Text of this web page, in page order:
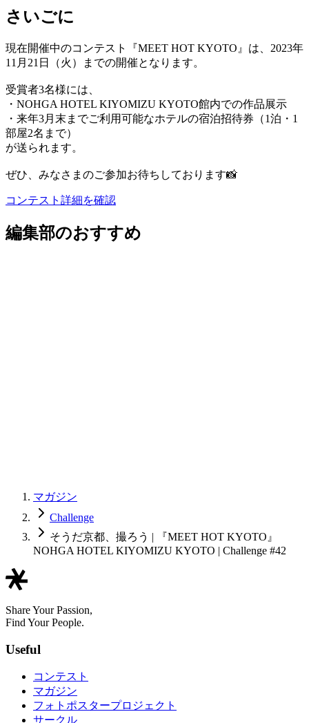
さいごに
現在開催中のコンテスト『MEET HOT KYOTO』は、2023年
11月21日（火）までの開催となります。
受賞者3名様には、
・NOHGA HOTEL KIYOMIZU KYOTO館内での作品展示
・来年3月末までご利用可能なホテルの宿泊招待券（1泊・1
部屋2名まで）
が送られます。
ぜひ、みなさまのご参加お待ちしております📸
コンテスト詳細を確認
編集部のおすすめ
マガジン
Challenge
そうだ京都、撮ろう | 『MEET HOT KYOTO』
NOHGA HOTEL KIYOMIZU KYOTO | Challenge #42
Share Your Passion,
Find Your People.
Useful
コンテスト
マガジン
フォトポスタープロジェクト
サークル